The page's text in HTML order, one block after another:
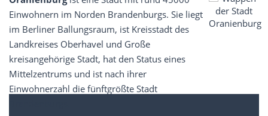
Einwohnern im Norden Brandenburgs. Sie liegt
im Berliner Ballungsraum, ist Kreisstadt des
Landkreises Oberhavel und Große
kreisangehörige Stadt, hat den Status eines
Mittelzentrums und ist nach ihrer
Einwohnerzahl die fünftgrößte Stadt